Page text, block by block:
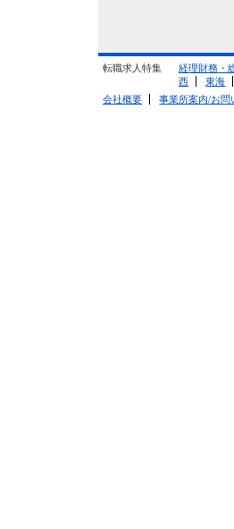
転職求人特集 経理財務・
西
東海
会社概要
事業所案内/お問